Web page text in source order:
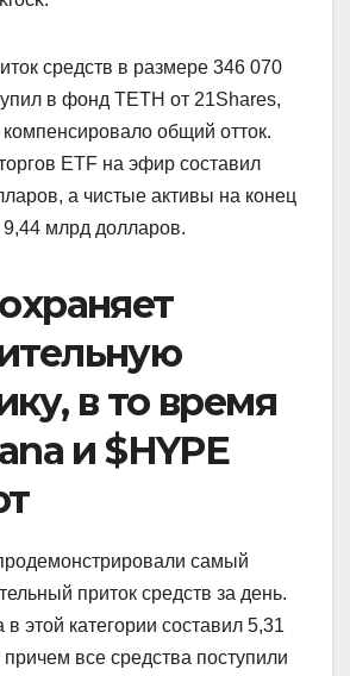
средств в размере 346 070
в фонд TETH от 21Shares,
общий отток.
ETF на эфир составил
а чистые активы на конец
9,44 млрд долларов.
в то время
и $HYPE
самый
приток средств за день.
этой категории составил 5,31
все средства поступили